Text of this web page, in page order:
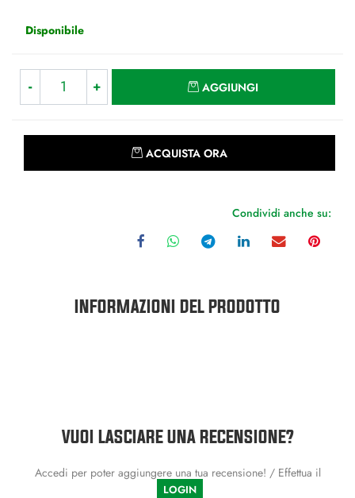
Disponibile
AGGIUNGI
ACQUISTA ORA
Condividi anche su:
INFORMAZIONI DEL PRODOTTO
VUOI LASCIARE UNA RECENSIONE?
Accedi per poter aggiungere una tua recensione! / Effettua il
LOGIN